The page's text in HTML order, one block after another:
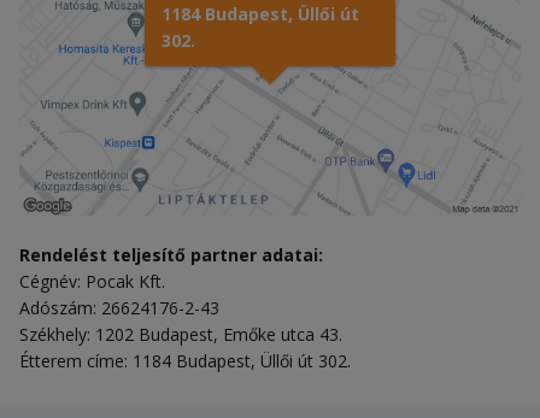
1184 Budapest, Üllői út
302.
Rendelést teljesítő partner adatai:
Cégnév: Pocak Kft.
Adószám: 26624176-2-43
Székhely: 1202 Budapest, Emőke utca 43.
Étterem címe: 1184 Budapest, Üllői út 302.